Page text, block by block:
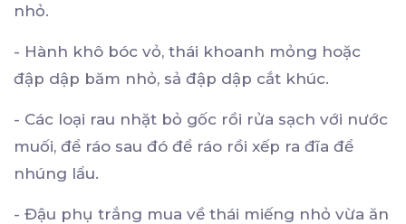
nhỏ.
- Hành khô bóc vỏ, thái khoanh mỏng hoặc
đập dập băm nhỏ, sả đập dập cắt khúc.
- Các loại rau nhặt bỏ gốc rồi rửa sạch với nước
muối, để ráo sau đó để ráo rồi xếp ra đĩa để
nhúng lẩu.
- Đậu phụ trắng mua về thái miếng nhỏ vừa ăn